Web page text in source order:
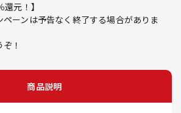
元！】
ーンは予告なく終了する場合がありま
！
商品説明